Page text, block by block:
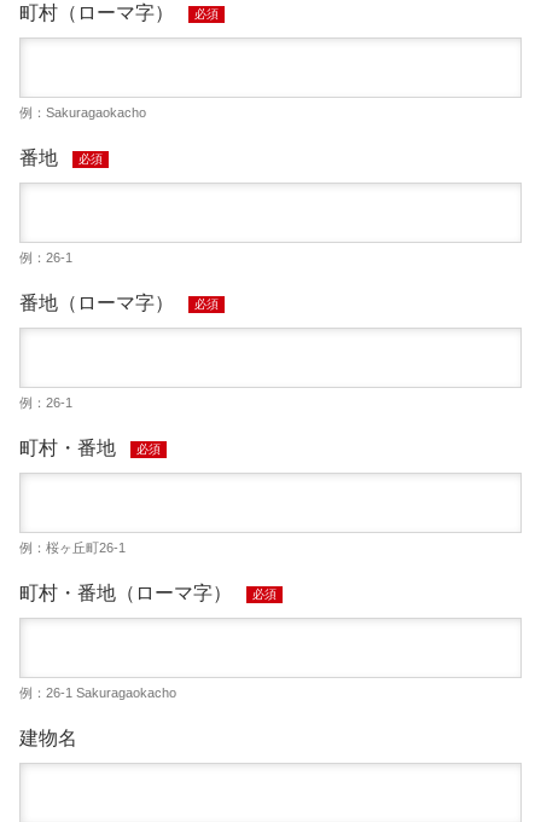
町村（ローマ字） 必須
例：Sakuragaokacho
番地 必須
例：26-1
番地（ローマ字） 必須
例：26-1
町村・番地 必須
例：桜ヶ丘町26-1
町村・番地（ローマ字） 必須
例：26-1 Sakuragaokacho
建物名